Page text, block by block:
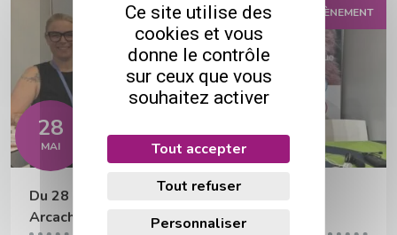
Ce site utilise des
cookies et vous
donne le contrôle
sur ceux que vous
souhaitez activer
Tout accepter
Tout refuser
Personnaliser
ÉVÈNEMENT
28
MAI
Du 28 au 30 mai 2026 – Congrès du chat à
Arcachon